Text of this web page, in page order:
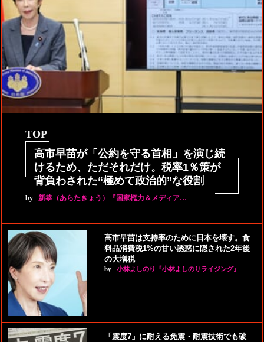
TOP
高市早苗が「公約を守る首相」を演じ続
けるため、ただそれだけ。税率1％策が
背負わされた“極めて政治的”な役割
by 新恭（あらたきょう）『国家権力＆メディア…
高市早苗は支持率のために日本を壊す。食
料品消費税1%の甘い誘惑に隠された2年後
の大増税
by 小林よしのり『小林よしのりライジング』
「震度7」に耐える免震・耐震技術でも破